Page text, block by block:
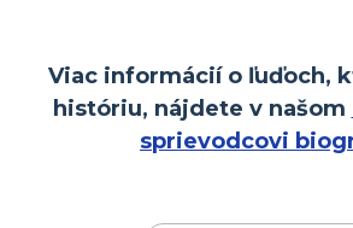
Viac informácií o ľuďoch,
históriu, nájdete v našom
sprievodcovi